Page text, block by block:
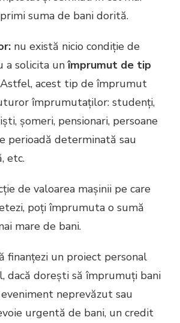
suma de bani dorită.
nu există nicio condiție de
a solicita unîmprumut de tip
acest tip de împrumut
împrumutaților: studenți,
șomeri, pensionari, persoane
perioadă determinată sau
etc.
de valoarea mașinii pe care
poți împrumuta o sumă
mare de bani.
finanțezi un proiect personal
dacă dorești să împrumuți bani
neprevăzut sau
urgentă de bani, un credit